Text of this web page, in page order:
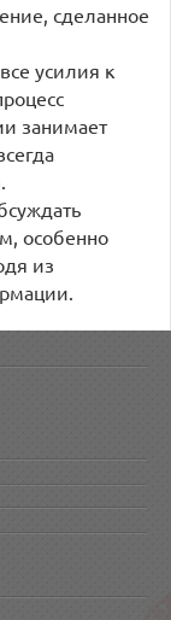
сделанное
усилия к
занимает
особенно
из